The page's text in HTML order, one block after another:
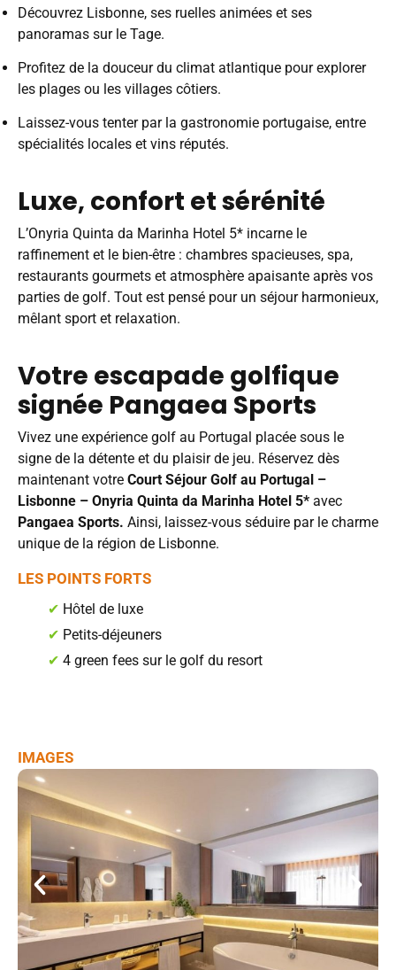
Découvrez Lisbonne, ses ruelles animées et ses
panoramas sur le Tage.
Profitez de la douceur du climat atlantique pour explorer
les plages ou les villages côtiers.
Laissez-vous tenter par la gastronomie portugaise, entre
spécialités locales et vins réputés.
Luxe, confort et sérénité
L’Onyria Quinta da Marinha Hotel 5* incarne le
raffinement et le bien-être : chambres spacieuses, spa,
restaurants gourmets et atmosphère apaisante après vos
parties de golf. Tout est pensé pour un séjour harmonieux,
mêlant sport et relaxation.
Votre escapade golfique
signée Pangaea Sports
Vivez une expérience golf au Portugal placée sous le
signe de la détente et du plaisir de jeu. Réservez dès
maintenant votre Court Séjour Golf au Portugal –
Lisbonne – Onyria Quinta da Marinha Hotel 5*avec
Pangaea Sports. Ainsi, laissez-vous séduire par le charme
unique de la région de Lisbonne.
LES POINTS FORTS
✔ Hôtel de luxe
✔ Petits-déjeuners
✔4 green fees sur le golf du resort